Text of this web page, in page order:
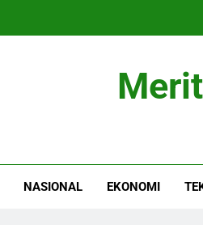
NASIONAL EKONOMI